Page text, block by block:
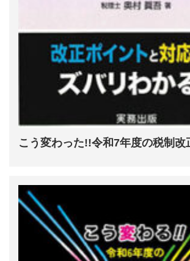
こう変わった!!令和7年度の税制改